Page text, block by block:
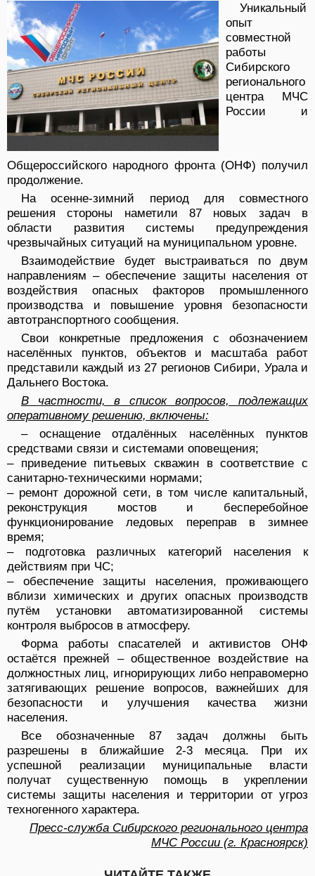
Уникальный
опыт
совместной
работы
Сибирского
регионального
центра МЧС
России и
Общероссийского народного фронта (ОНФ) получил
продолжение.
На осенне-зимний период для совместного
решения стороны наметили 87 новых задач в
области развития системы предупреждения
чрезвычайных ситуаций на муниципальном уровне.
Взаимодействие будет выстраиваться по двум
направлениям – обеспечение защиты населения от
воздействия опасных факторов промышленного
производства и повышение уровня безопасности
автотранспортного сообщения.
Свои конкретные предложения с обозначением
населённых пунктов, объектов и масштаба работ
представили каждый из 27 регионов Сибири, Урала и
Дальнего Востока.
В частности, в список вопросов, подлежащих
оперативному решению, включены:
– оснащение отдалённых населённых пунктов
средствами связи и системами оповещения;
– приведение питьевых скважин в соответствие с
санитарно-техническими нормами;
– ремонт дорожной сети, в том числе капитальный,
реконструкция мостов и бесперебойное
функционирование ледовых переправ в зимнее
время;
– подготовка различных категорий населения к
действиям при ЧС;
– обеспечение защиты населения, проживающего
вблизи химических и других опасных производств
путём установки автоматизированной системы
контроля выбросов в атмосферу.
Форма работы спасателей и активистов ОНФ
остаётся прежней – общественное воздействие на
должностных лиц, игнорирующих либо неправомерно
затягивающих решение вопросов, важнейших для
безопасности и улучшения качества жизни
населения.
Все обозначенные 87 задач должны быть
разрешены в ближайшие 2-3 месяца. При их
успешной реализации муниципальные власти
получат существенную помощь в укреплении
системы защиты населения и территории от угроз
техногенного характера.
Пресс-служба Сибирского регионального центра
МЧС России (г. Красноярск)